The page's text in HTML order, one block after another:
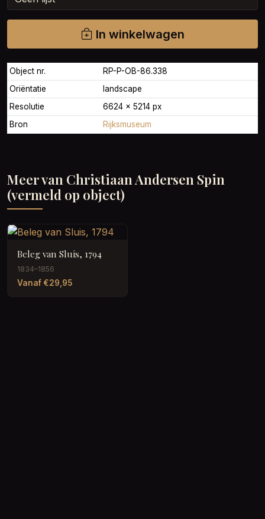
In winkelwagen
Object nr.
RP-P-OB-86.338
Oriëntatie
landscape
Resolutie
6624 × 5214 px
Bron
Rijksmuseum
Meer van Christiaan Andersen Spin
(vermeld op object)
Beleg van Sluis, 1794
1834–1856
Vanaf €29,95